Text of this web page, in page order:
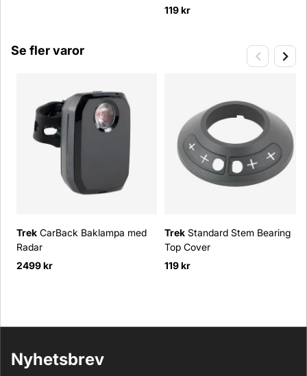
119 kr
Se fler varor
Trek CarBack Baklampa med
Radar
2499 kr
Trek Standard Stem Bearing
Top Cover
119 kr
Nyhetsbrev